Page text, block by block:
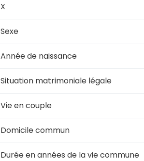
X
Sexe
Année de naissance
Situation matrimoniale légale
Vie en couple
Domicile commun
Durée en années de la vie commune